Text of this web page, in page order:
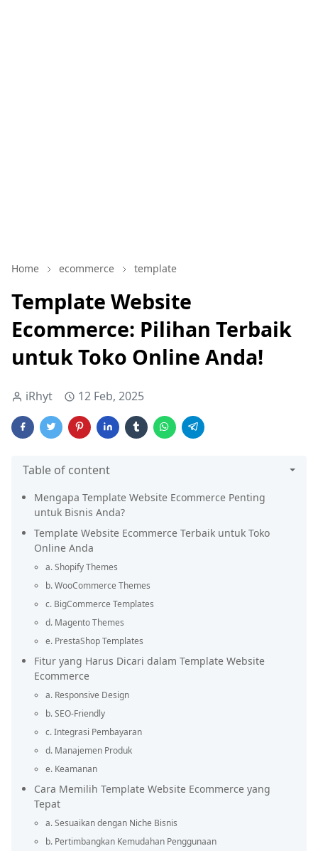
Home ecommerce template
Template Website
Ecommerce: Pilihan Terbaik
untuk Toko Online Anda!
iRhyt 12 Feb, 2025
Table of content
Mengapa Template Website Ecommerce Penting
untuk Bisnis Anda?
Template Website Ecommerce Terbaik untuk Toko
Online Anda
a. Shopify Themes
b. WooCommerce Themes
c. BigCommerce Templates
d. Magento Themes
e. PrestaShop Templates
Fitur yang Harus Dicari dalam Template Website
Ecommerce
a. Responsive Design
b. SEO-Friendly
c. Integrasi Pembayaran
d. Manajemen Produk
e. Keamanan
Cara Memilih Template Website Ecommerce yang
Tepat
a. Sesuaikan dengan Niche Bisnis
b. Pertimbangkan Kemudahan Penggunaan